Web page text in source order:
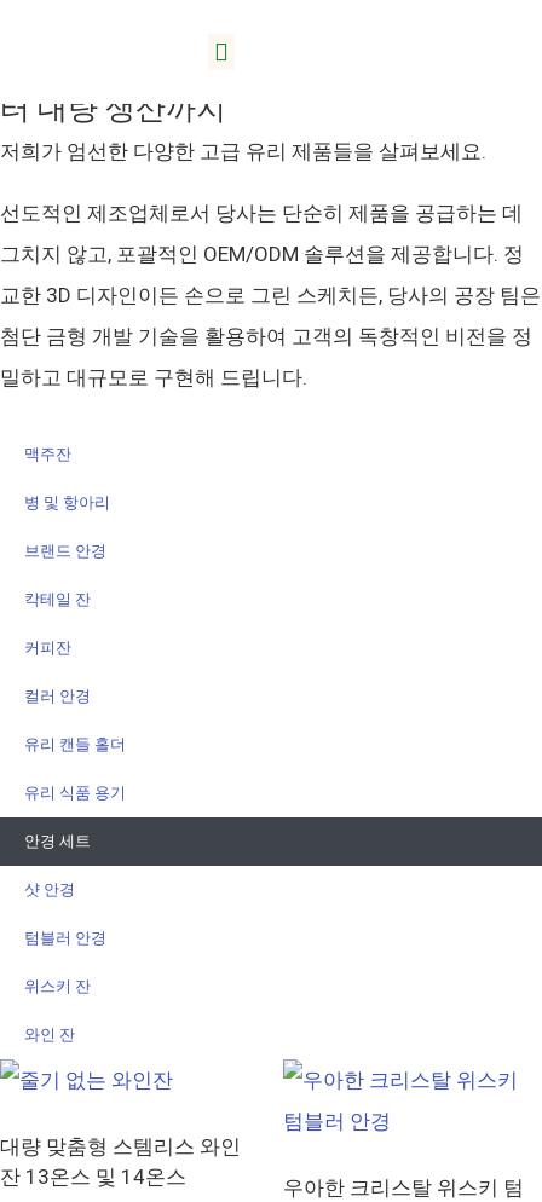
정밀하게 제작된 유리 제품: 컨셉 구상부
터 대량 생산까지
저희가 엄선한 다양한 고급 유리 제품들을 살펴보세요.
선도적인 제조업체로서 당사는 단순히 제품을 공급하는 데
그치지 않고, 포괄적인 OEM/ODM 솔루션을 제공합니다. 정
교한 3D 디자인이든 손으로 그린 스케치든, 당사의 공장 팀은
첨단 금형 개발 기술을 활용하여 고객의 독창적인 비전을 정
밀하고 대규모로 구현해 드립니다.
맥주잔
병 및 항아리
브랜드 안경
칵테일 잔
커피잔
컬러 안경
유리 캔들 홀더
유리 식품 용기
안경 세트
샷 안경
텀블러 안경
위스키 잔
와인 잔
대량 맞춤형 스템리스 와인
잔 13온스 및 14온스
우아한 크리스탈 위스키 텀